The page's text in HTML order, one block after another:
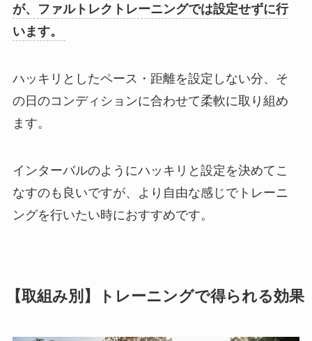
が、ファルトレクトレーニングでは設定せずに行
います。
ハッキリとしたペース・距離を設定しない分、そ
の日のコンディションに合わせて柔軟に取り組め
ます。
インターバルのようにハッキリと設定を決めてこ
なすのも良いですが、より自由な感じでトレーニ
ングを行いたい時におすすめです。
【取組み別】トレーニングで得られる効果